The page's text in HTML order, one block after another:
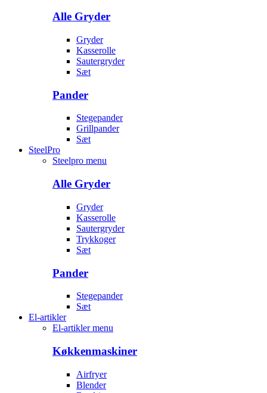
Alle Gryder
Gryder
Kasserolle
Sautergryder
Sæt
Pander
Stegepander
Grillpander
Sæt
SteelPro
Steelpro menu
Alle Gryder
Gryder
Kasserolle
Sautergryder
Trykkoger
Sæt
Pander
Stegepander
Sæt
El-artikler
El-artikler menu
Køkkenmaskiner
Airfryer
Blender